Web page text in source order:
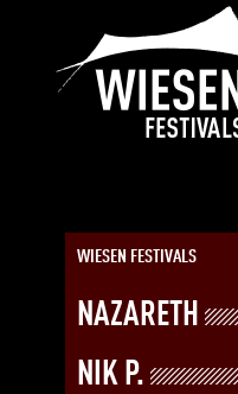
WIESEN FESTIVALS
NAZARETH
NIK P.